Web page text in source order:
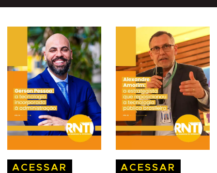
ACESSAR ACESSAR